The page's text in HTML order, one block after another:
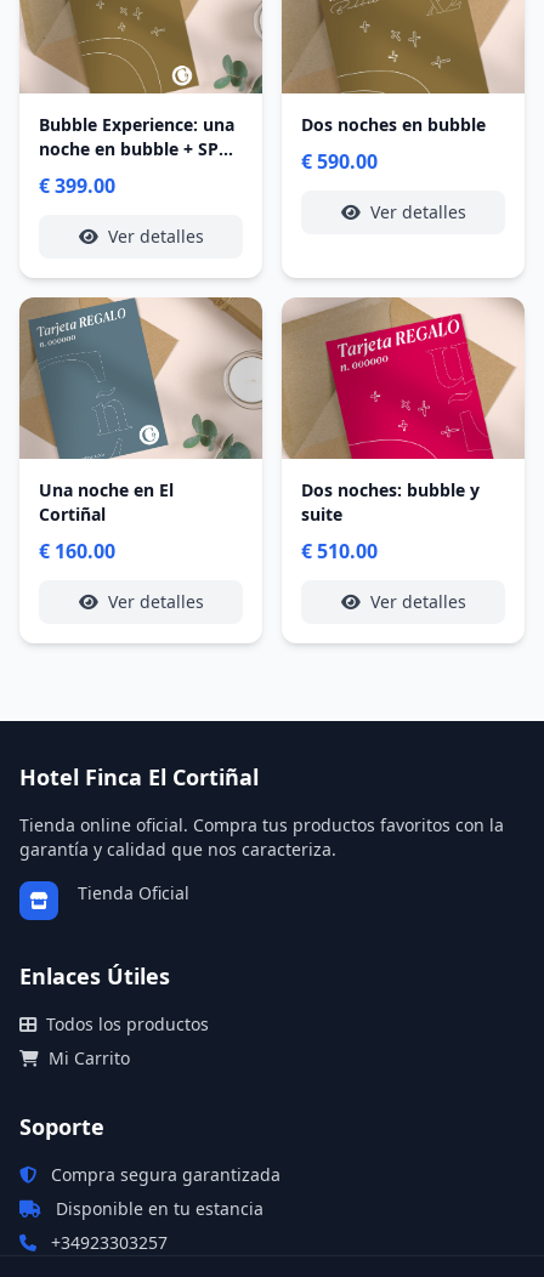
Bubble Experience: una
noche en bubble + SPA
+ cena
€ 399.00
Ver detalles
Dos noches en bubble
€ 590.00
Ver detalles
Una noche en El
Cortiñal
€ 160.00
Ver detalles
Dos noches: bubble y
suite
€ 510.00
Ver detalles
Hotel Finca El Cortiñal
Tienda online oficial. Compra tus productos favoritos con la
garantía y calidad que nos caracteriza.
Tienda Oficial
Enlaces Útiles
Todos los productos
Mi Carrito
Soporte
Compra segura garantizada
Disponible en tu estancia
+34923303257